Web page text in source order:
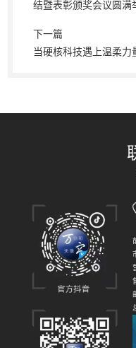
结暨表彰颁奖会议圆满
下一篇
当硬核科技遇上温柔